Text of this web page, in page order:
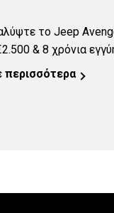
το Jeep
& 8 χρόνια
ευκαιρία
πιο […]
περισσότερα